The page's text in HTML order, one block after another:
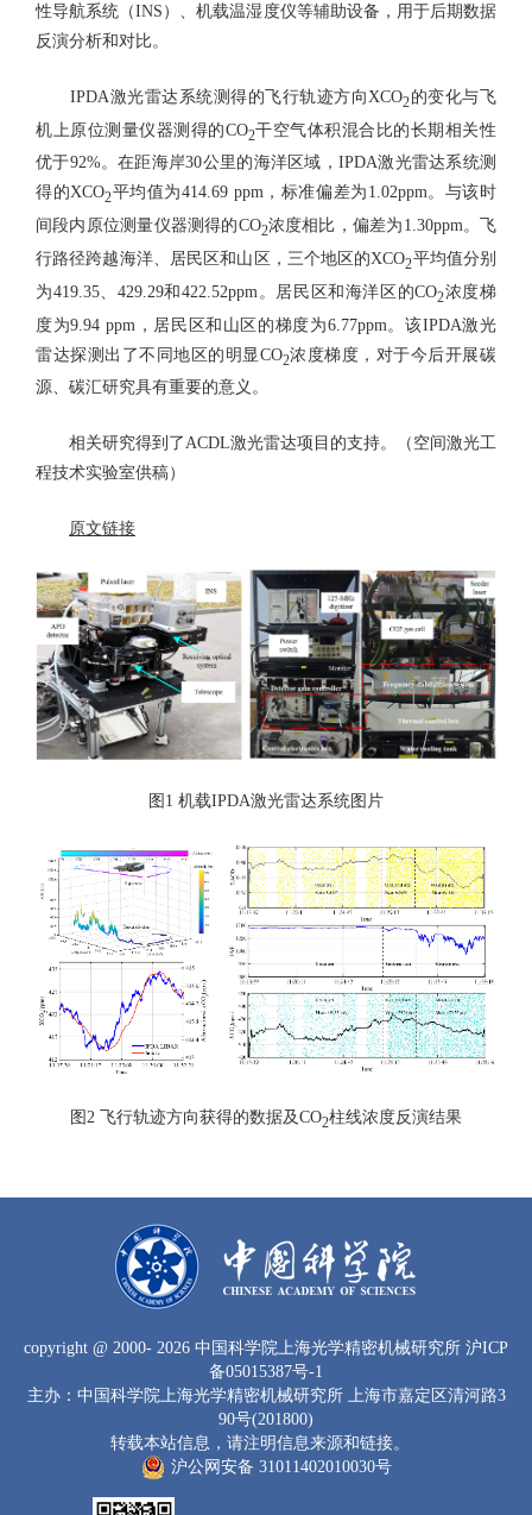
性导航系统（INS）、机载温湿度仪等辅助设备，用于后期数据
反演分析和对比。
IPDA激光雷达系统测得的飞行轨迹方向XCO2的变化与飞
机上原位测量仪器测得的CO2干空气体积混合比的长期相关性
优于92%。在距海岸30公里的海洋区域，IPDA激光雷达系统测
得的XCO2平均值为414.69 ppm，标准偏差为1.02ppm。与该时
间段内原位测量仪器测得的CO2浓度相比，偏差为1.30ppm。飞
行路径跨越海洋、居民区和山区，三个地区的XCO2平均值分别
为419.35、429.29和422.52ppm。居民区和海洋区的CO2浓度梯
度为9.94 ppm，居民区和山区的梯度为6.77ppm。该IPDA激光
雷达探测出了不同地区的明显CO2浓度梯度，对于今后开展碳
源、碳汇研究具有重要的意义。
相关研究得到了ACDL激光雷达项目的支持。（空间激光工
程技术实验室供稿）
原文链接
图1 机载IPDA激光雷达系统图片
图2 飞行轨迹方向获得的数据及CO2柱线浓度反演结果
copyright @ 2000- 2026 中国科学院上海光学精密机械研究所 沪ICP
备05015387号-1
主办：中国科学院上海光学精密机械研究所 上海市嘉定区清河路3
90号(201800)
转载本站信息，请注明信息来源和链接。
沪公网安备 31011402010030号